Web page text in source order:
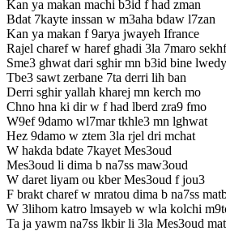
Kan ya makan machi b3id f had zman
Bdat 7kayte inssan w m3aha bdaw l7zan
Kan ya makan f 9arya jwayeh Ifrance
Rajel charef w haref ghadi 3la 7maro
Sme3 ghwat dari sghir mn b3id bine
Tbe3 sawt zerbane 7ta derri lih ban
Derri sghir yallah kharej mn kerch mo
Chno hna ki dir w f had lberd zra9 fmo
W9ef 9damo wl7mar tkhle3 mn lghwat
Hez 9damo w ztem 3la rjel dri mchat
W hakda bdate 7kayet Mes3oud
Mes3oud li dima b na7ss maw3oud
W daret liyam ou kber Mes3oud f jou3
F brakt charef w mratou dima b na7ss
W 3lihom katro lmsayeb w wla kolchi
Ta ja yawm na7ss lkbir li 3la Mes3oud